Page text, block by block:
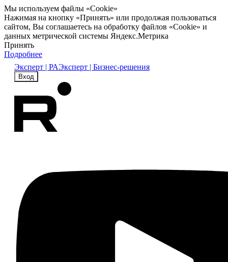
Мы используем файлы «Cookie»
Нажимая на кнопку «Принять» или продолжая пользоваться
сайтом, Вы соглашаетесь на обработку файлов «Cookie» и
данных метрической системы Яндекс.Метрика
Принять
Подробнее
Эксперт | РАЭксперт | Бизнес-решения
Вход